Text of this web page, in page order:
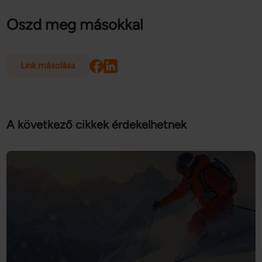
Oszd meg másokkal
Link másolása
A következő cikkek érdekelhetnek